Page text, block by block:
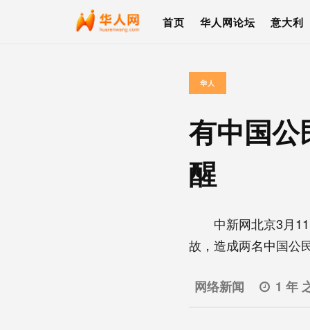
首页 华人网论坛 意大利
华人
有中国公
醒
中新网北京3月11
故，造成两名中国公
网络新闻 1 年